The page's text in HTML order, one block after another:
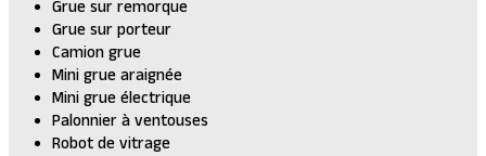
Grue sur remorque
Grue sur porteur
Camion grue
Mini grue araignée
Mini grue électrique
Palonnier à ventouses
Robot de vitrage